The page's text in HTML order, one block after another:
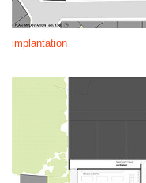
implantation